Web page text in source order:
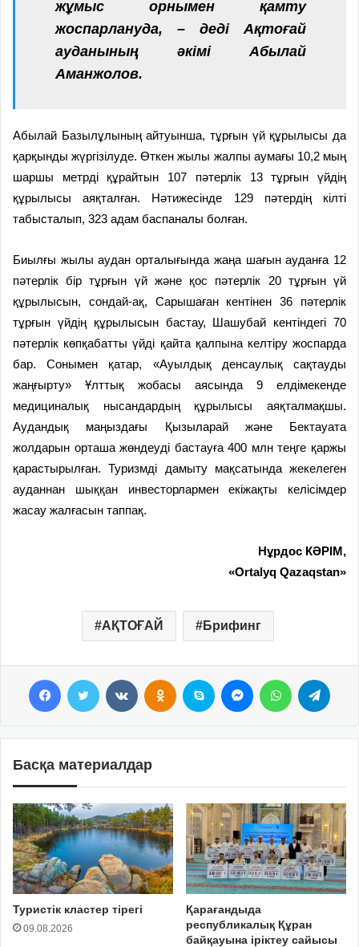
жұмыс орнымен қамту
жоспарлануда, – деді Ақтоғай
ауданының әкімі Абылай
Аманжолов.
Абылай Базылұлының айтуынша, тұрғын үй құрылысы да
қарқынды жүргізілуде. Өткен жылы жалпы аумағы 10,2 мың
шаршы метрді құрайтын 107 пәтерлік 13 тұрғын үйдің
құрылысы аяқталған. Нәтижесінде 129 пәтердің кілті
табысталып, 323 адам баспаналы болған.
Биылғы жылы аудан орталығында жаңа шағын ауданға 12
пәтерлік бір тұрғын үй және қос пәтерлік 20 тұрғын үй
құрылысын, сондай-ақ, Сарышаған кентінен 36 пәтерлік
тұрғын үйдің құрылысын бастау, Шашубай кентіндегі 70
пәтерлік көпқабатты үйді қайта қалпына келтіру жоспарда
бар. Сонымен қатар, «Ауылдық денсаулық сақтауды
жаңғырту» Ұлттық жобасы аясында 9 елдімекенде
медициналық нысандардың құрылысы аяқталмақшы.
Аудандық маңыздағы Қызыларай және Бектауата
жолдарын орташа жөндеуді бастауға 400 млн теңге қаржы
қарастырылған. Туризмді дамыту мақсатында жекелеген
ауданнан шыққан инвесторлармен екіжақты келісімдер
жасау жалғасын таппақ.
Нұрдос КӘРІМ,
«Ortalyq Qazaqstan»
АҚТОҒАЙ Брифинг
Басқа материалдар
Туристік кластер тірегі
09.08.2026
Қарағандыда
республикалық Құран
байқауына іріктеу сайысы